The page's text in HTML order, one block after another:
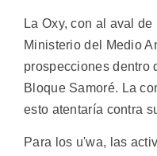
La Oxy, con al aval
Ministerio del Medio
prospecciones dentro
Bloque Samoré. La
esto atentaría contra
Para los u'wa, las